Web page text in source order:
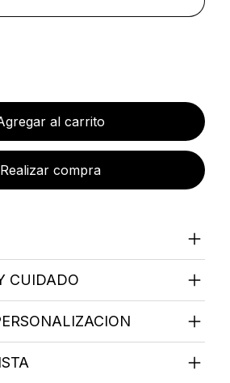
al carrito
Realizar compra
CUIDADO